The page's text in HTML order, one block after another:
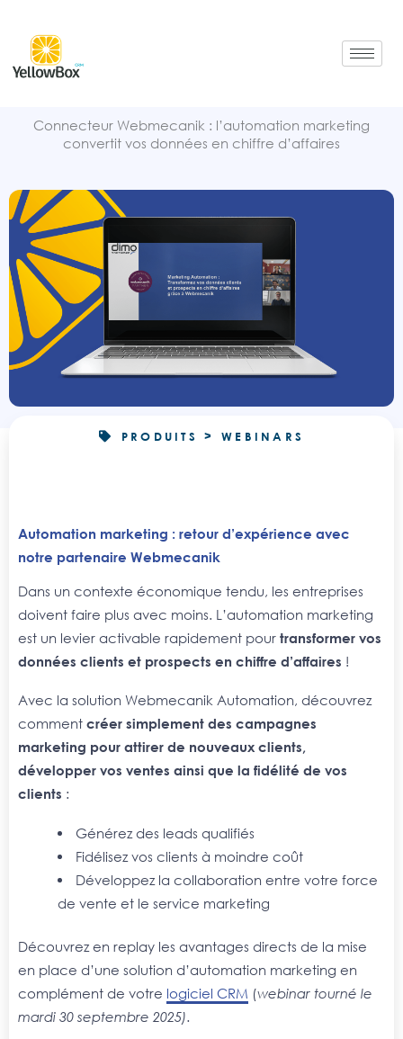
contenu
Connecteur Webmecanik : l’automation marketing
convertit vos données en chiffre d’affaires
PRODUITS > WEBINARS
Automation marketing : retour d’expérience avec
notre partenaire Webmecanik
Dans un contexte économique tendu, les entreprises
doivent faire plus avec moins. L’automation marketing
est un levier activable rapidement pour transformer vos
données clients et prospects en chiffre d’affaires !
Avec la solution Webmecanik Automation, découvrez
comment créer simplement des campagnes
marketing pour attirer de nouveaux clients,
développer vos ventes ainsi que la fidélité de vos
clients :
Générez des leads qualifiés
Fidélisez vos clients à moindre coût
Développez la collaboration entre votre force
de vente et le service marketing
Découvrez en replay les avantages directs de la mise
en place d’une solution d’automation marketing en
complément de votre logiciel CRM (webinar tourné le
mardi 30 septembre 2025).